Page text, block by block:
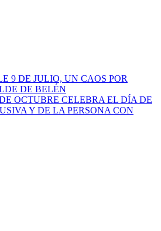
9 DE JULIO, UN CAOS POR
DE BELÉN
OCTUBRE CELEBRA EL DÍA DE
Y DE LA PERSONA CON